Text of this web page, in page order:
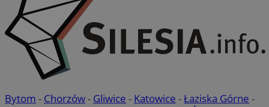
Bytom - Chorzów- Gliwice - Katowice -Łaziska Górne -